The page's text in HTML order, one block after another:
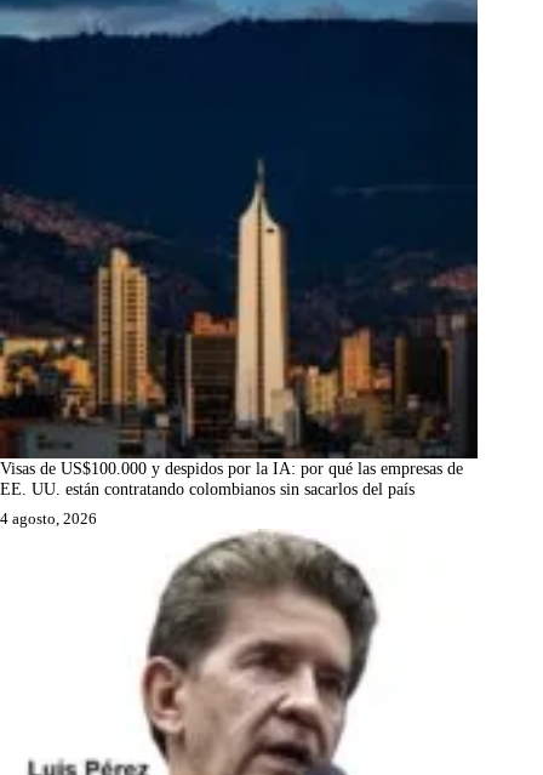
Visas de US$100.000 y despidos por la IA: por qué las empresas de
EE. UU. están contratando colombianos sin sacarlos del país
4 agosto, 2026